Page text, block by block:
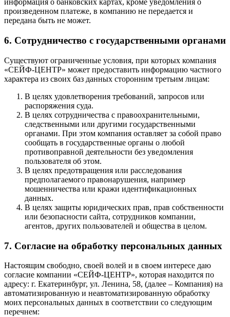
информация о банковских картах, кроме уведомления о
произведенном платеже, в компанию не передается и
передана быть не может.
6. Сотрудничество с государственными органами
Существуют ограниченные условия, при которых компания
«СЕЙФ-ЦЕНТР» может предоставить информацию частного
характера из своих баз данных сторонним третьим лицам:
В целях удовлетворения требований, запросов или
распоряжения суда.
В целях сотрудничества с правоохранительными,
следственными или другими государственными
органами. При этом компания оставляет за собой право
сообщать в государственные органы о любой
противоправной деятельности без уведомления
пользователя об этом.
В целях предотвращения или расследования
предполагаемого правонарушения, например
мошенничества или кражи идентификационных
данных.
В целях защиты юридических прав, прав собственности
или безопасности сайта, сотрудников компании,
агентов, других пользователей и общества в целом.
7. Согласие на обработку персональных данных
Настоящим свободно, своей волей и в своем интересе даю
согласие компании «СЕЙФ-ЦЕНТР», которая находится по
адресу: г. Екатеринбург, ул. Ленина, 58, (далее – Компания) на
автоматизированную и неавтоматизированную обработку
моих персональных данных в соответствии со следующим
перечнем: